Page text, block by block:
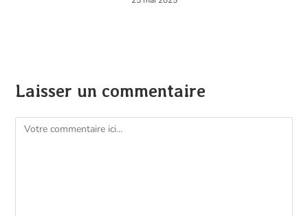
Laisser un commentaire
Comment